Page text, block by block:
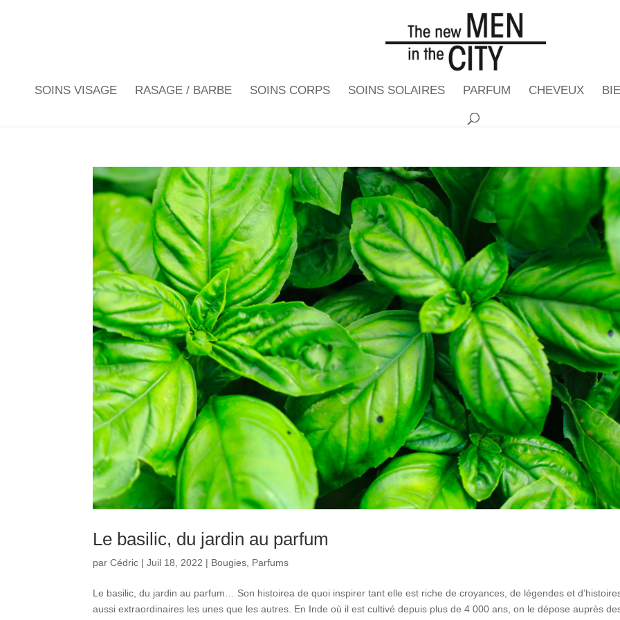
SOINS VISAGE RASAGE / BARBE SOINS CORPS SOINS SOLAIRES PARFUM CHEVEUX
Le basilic, du jardin au parfum
parCédric |Juil 18, 2022 | Bougies Parfums
Le basilic, du jardin au parfum… Son histoirea de quoi inspirer tant elle est riche de croyances, de légendes et
aussi extraordinaires les unes que les autres. En Inde où il est cultivé depuis plus de 4 000 ans, on le dépose auprès